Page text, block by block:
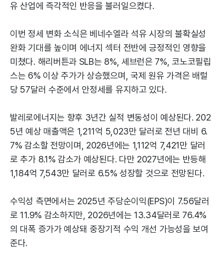
유 산업에 즉각적인 반응을 불러일으켰다.
이번 정세 변화 소식은 베네수엘라 석유 시장의 불확실성
완화 기대를 높이며 에너지 섹터 전반에 긍정적인 영향을
미쳤다. 해리버튼과 SLB는 8%, 셰브런은 7%, 코노코필립
스는 6% 이상 주가가 상승했으며, 국제 원유 가격은 배럴
당 57달러 수준에서 안정세를 유지하고 있다.
발레로에너지는 향후 3년간 실적 변동성이 예상된다. 202
5년 예상 매출액은 1,211억 5,023만 달러로 전년 대비 6.
7% 감소할 전망이며, 2026년에는 1,112억 7,421만 달러
로 추가 8.1% 감소가 예상된다. 다만 2027년에는 반등해
1,184억 7,543만 달러로 6.5% 성장할 것으로 전망된다.
수익성 측면에서는 2025년 주당순이익(EPS)이 7.56달러
로 11.9% 감소하지만, 2026년에는 13.34달러로 76.4%
의 대폭 증가가 예상돼 중장기적 수익 개선 가능성을 보여
준다.